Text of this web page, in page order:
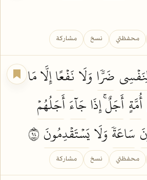
محفظتي نسخ مشاركة
ضَرّٗا وَلَا نَفۡعًاإِلَّا مَا
أُمَّةٍ أَجَلٌۚإِذَاجَآءَأَجَلُهُمۡ
سَاعَةٗوَلَايَسۡتَقۡدِمُونَ
محفظتي نسخ مشاركة